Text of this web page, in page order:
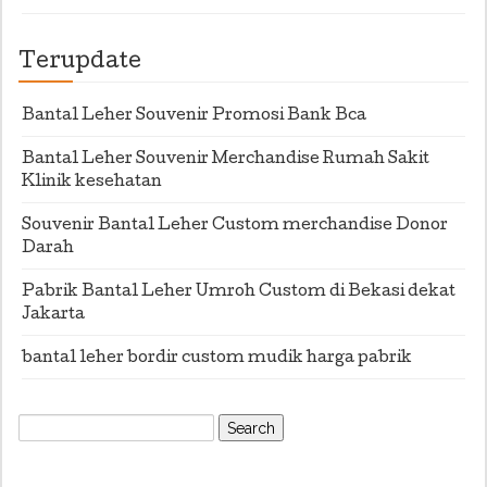
Terupdate
Bantal Leher Souvenir Promosi Bank Bca
Bantal Leher Souvenir Merchandise Rumah Sakit
Klinik kesehatan
Souvenir Bantal Leher Custom merchandise Donor
Darah
Pabrik Bantal Leher Umroh Custom di Bekasi dekat
Jakarta
bantal leher bordir custom mudik harga pabrik
Search
for: